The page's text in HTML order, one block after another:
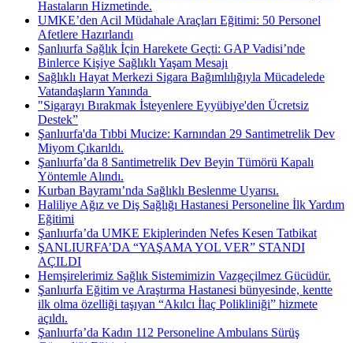
Hastaların Hizmetinde.
UMKE’den Acil Müdahale Araçları Eğitimi: 50 Personel
Afetlere Hazırlandı
Şanlıurfa Sağlık İçin Harekete Geçti: GAP Vadisi’nde
Binlerce Kişiye Sağlıklı Yaşam Mesajı
Sağlıklı Hayat Merkezi Sigara Bağımlılığıyla Mücadelede
Vatandaşların Yanında ​
"Sigarayı Bırakmak İsteyenlere Eyyübiye'den Ücretsiz
Destek”
Şanlıurfa'da Tıbbi Mucize: Karnından 29 Santimetrelik Dev
Miyom Çıkarıldı.
Şanlıurfa’da 8 Santimetrelik Dev Beyin Tümörü Kapalı
Yöntemle Alındı.
Kurban Bayramı’nda Sağlıklı Beslenme Uyarısı.
Haliliye Ağız ve Diş Sağlığı Hastanesi Personeline İlk Yardım
Eğitimi
Şanlıurfa’da UMKE Ekiplerinden Nefes Kesen Tatbikat
ŞANLIURFA’DA “YAŞAMA YOL VER” STANDI
AÇILDI
Hemşirelerimiz Sağlık Sistemimizin Vazgeçilmez Gücüdür.
Şanlıurfa Eğitim ve Araştırma Hastanesi bünyesinde, kentte
ilk olma özelliği taşıyan “Akılcı İlaç Polikliniği” hizmete
açıldı.
Şanlıurfa’da Kadın 112 Personeline Ambulans Sürüş